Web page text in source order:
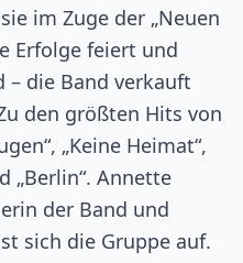
im Zuge der „Neuen
Erfolge feiert und
die Band verkauft
den größten Hits von
„Keine Heimat“,
„Berlin“. Annette
der Band und
sich die Gruppe auf.